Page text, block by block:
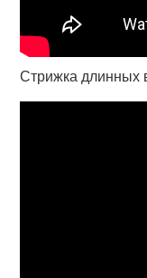
Стрижка длинных